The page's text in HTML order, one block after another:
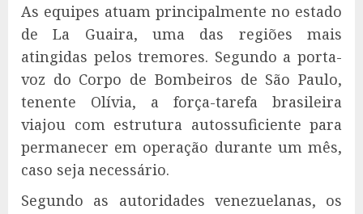
As equipes atuam principalmente no estado
de La Guaira, uma das regiões mais
atingidas pelos tremores. Segundo a porta-
voz do Corpo de Bombeiros de São Paulo,
tenente Olívia, a força-tarefa brasileira
viajou com estrutura autossuficiente para
permanecer em operação durante um mês,
caso seja necessário.
Segundo as autoridades venezuelanas, os